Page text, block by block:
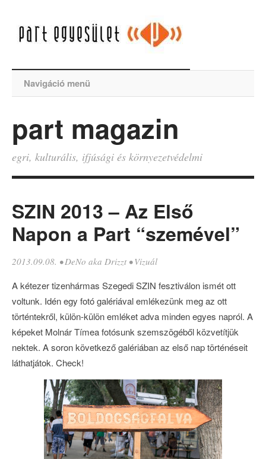
Navigáció menü
part magazin
egri, kulturális, ifjúsági és környezetvédelmi
SZIN 2013 – Az Első
Napon a Part “szemével”
2013.09.08. •DeNo aka Drizzt •Vizuál
A kétezer tizenhármas Szegedi SZIN fesztiválon ismét ott
voltunk. Idén egy fotó galériával emlékezünk meg az ott
történtekről, külön-külön emléket adva minden egyes napról. A
képeket Molnár Tímea fotósunk szemszögéből közvetítjük
nektek. A soron következő galériában az első nap történéseit
láthatjátok. Check!